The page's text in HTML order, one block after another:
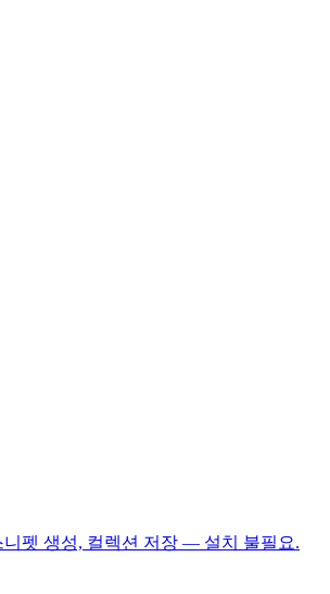
니펫 생성, 컬렉션 저장 — 설치 불필요.